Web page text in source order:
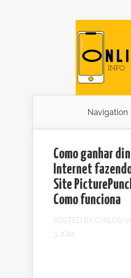
Navigation
Como ganhar
Internet fazendo
Site
Como funciona
POSTED BY CARLOS
3, 2024